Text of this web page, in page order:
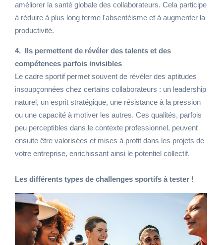
améliorer la santé globale des collaborateurs. Cela participe
à réduire à plus long terme l'absentéisme et à augmenter la
productivité.
4. Ils permettent de révéler des talents et des
compétences parfois invisibles
Le cadre sportif permet souvent de révéler des aptitudes
insoupçonnées chez certains collaborateurs : un leadership
naturel, un esprit stratégique, une résistance à la pression
ou une capacité à motiver les autres. Ces qualités, parfois
peu perceptibles dans le contexte professionnel, peuvent
ensuite être valorisées et mises à profit dans les projets de
votre entreprise, enrichissant ainsi le potentiel collectif.
Les différents types de challenges sportifs à tester !